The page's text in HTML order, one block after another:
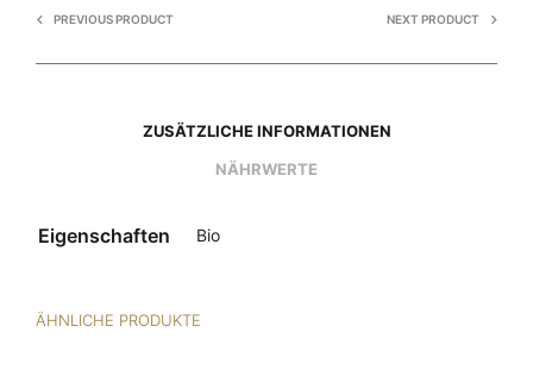
PREVIOUS PRODUCT NEXT PRODUCT
ZUSÄTZLICHE INFORMATIONEN
NÄHRWERTE
Eigenschaften Bio
ÄHNLICHE PRODUKTE